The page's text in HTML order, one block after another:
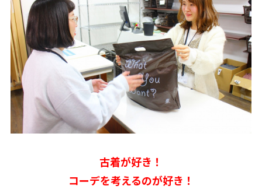
古着が好き！
コーデを考えるのが好き！